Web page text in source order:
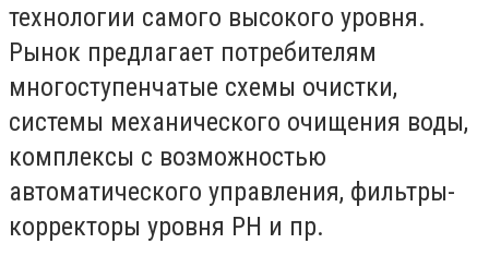
технологии самого высокого уровня.
Рынок предлагает потребителям
многоступенчатые схемы очистки,
системы механического очищения воды,
комплексы с возможностью
автоматического управления, фильтры-
корректоры уровня РН и пр.